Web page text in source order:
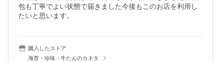
包も丁寧でよい状態で届きました今後もこのお店を利用し
たいと思います。
購入したストア
海苔・珍味・牛たんのカネタ